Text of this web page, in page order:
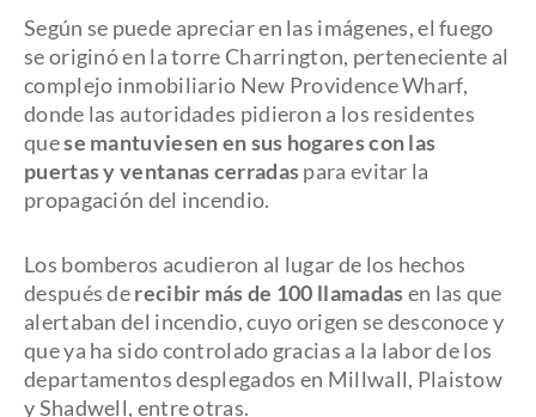
Según se puede apreciar en las imágenes, el fuego
se originó en la torre Charrington, perteneciente al
complejo inmobiliario New Providence Wharf,
donde las autoridades pidieron a los residentes
quese mantuviesen en sus hogares con las
puertas y ventanas cerradaspara evitar la
propagación del incendio.
Los bomberos acudieron al lugar de los hechos
después derecibir más de 100 llamadasen las que
alertaban del incendio, cuyo origen se desconoce y
que ya ha sido controlado gracias a la labor de los
departamentos desplegados en Millwall, Plaistow
y Shadwell, entre otras.